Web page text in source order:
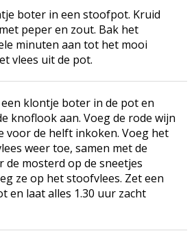
boter in een stoofpot. Kruid
peper en zout. Bak het
minuten aan tot het mooi
vlees uit de pot.
klontje boter in de pot en
knoflook aan. Voeg de rode wijn
voor de helft inkoken. Voeg het
weer toe, samen met de
de mosterd op de sneetjes
ze op het stoofvlees. Zet een
en laat alles 1.30 uur zacht